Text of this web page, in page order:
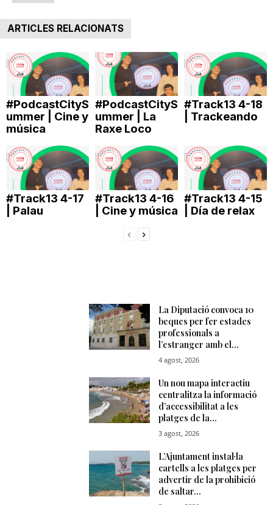
a
g
o
a
ARTICLES RELACIONATS
#PodcastCityS
ummer | Cine y
música
#PodcastCityS
ummer | La
Raxe Loco
#Track13 4-18
| Trackeando
#Track13 4-17
| Palau
#Track13 4-16
| Cine y música
#Track13 4-15
| Día de relax